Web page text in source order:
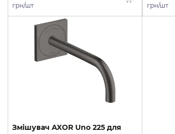
грн/шт грн/шт
Змішувач AXOR Uno 225 для